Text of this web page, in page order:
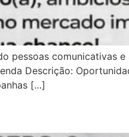
pessoas comunicativas
Descrição:
[…]